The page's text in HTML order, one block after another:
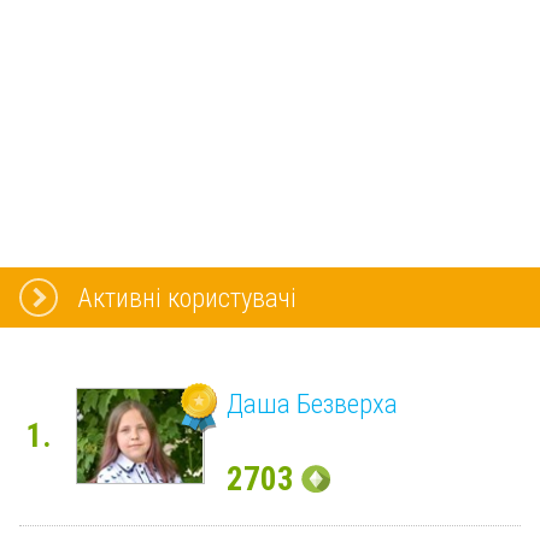
Активні користувачі
1.
Даша Безверха
2703